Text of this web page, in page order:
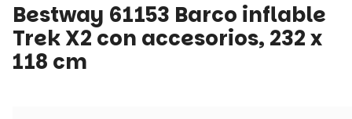
Bestway 61153 Barco inflable
Trek X2 con accesorios, 232 x
118 cm